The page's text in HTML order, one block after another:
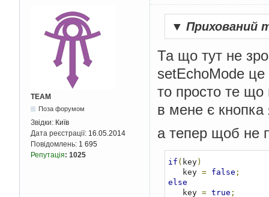
TEAM
Поза форумом
Звідки: Київ
Дата реєстрації: 16.05.2014
Повідомлень: 1 695
Репутація: 1025
▼ Прихований
Та що тут не
setEchoMode
то просто те що
в мене є кнопка
а тепер щоб не
if ( key)
   key
= false ;
else
   key
= true ;